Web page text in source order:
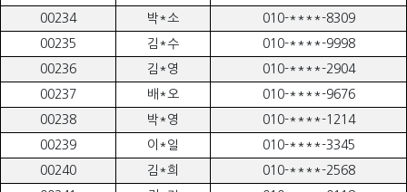
00234
박*소
010-****-8309
00235
김*수
010-****-9998
00236
김*영
010-****-2904
00237
배*오
010-****-9676
00238
박*영
010-****-1214
00239
이*일
010-****-3345
00240
김*희
010-****-2568